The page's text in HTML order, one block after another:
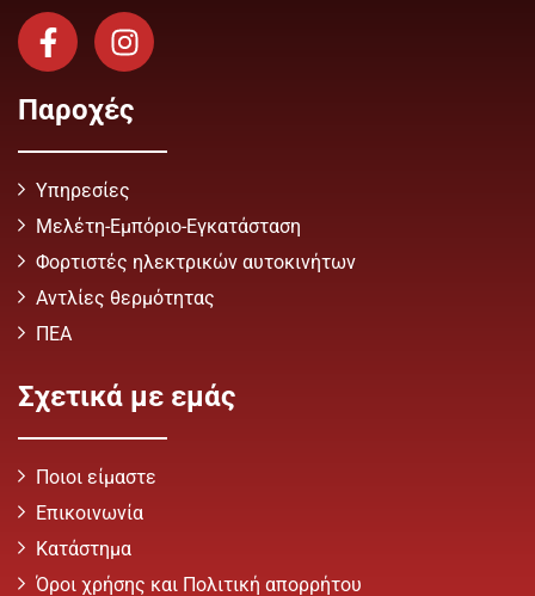
Παροχές
Υπηρεσίες
Μελέτη-Εμπόριο-Εγκατάσταση
Φορτιστές ηλεκτρικών αυτοκινήτων
Αντλίες θερμότητας
ΠΕΑ
Σχετικά με εμάς
Ποιοι είμαστε
Επικοινωνία
Κατάστημα
Όροι χρήσης και Πολιτική απορρήτου